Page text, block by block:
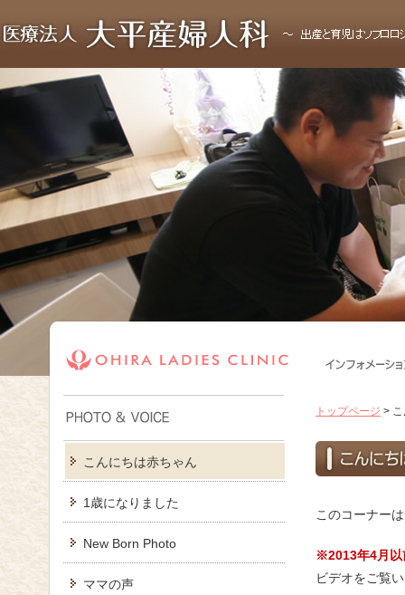
こんにちは赤ちゃん
1歳になりました
New Born Photo
ママの声
トップページ >
このコーナー
※2013年4月以
ビデオをご覧